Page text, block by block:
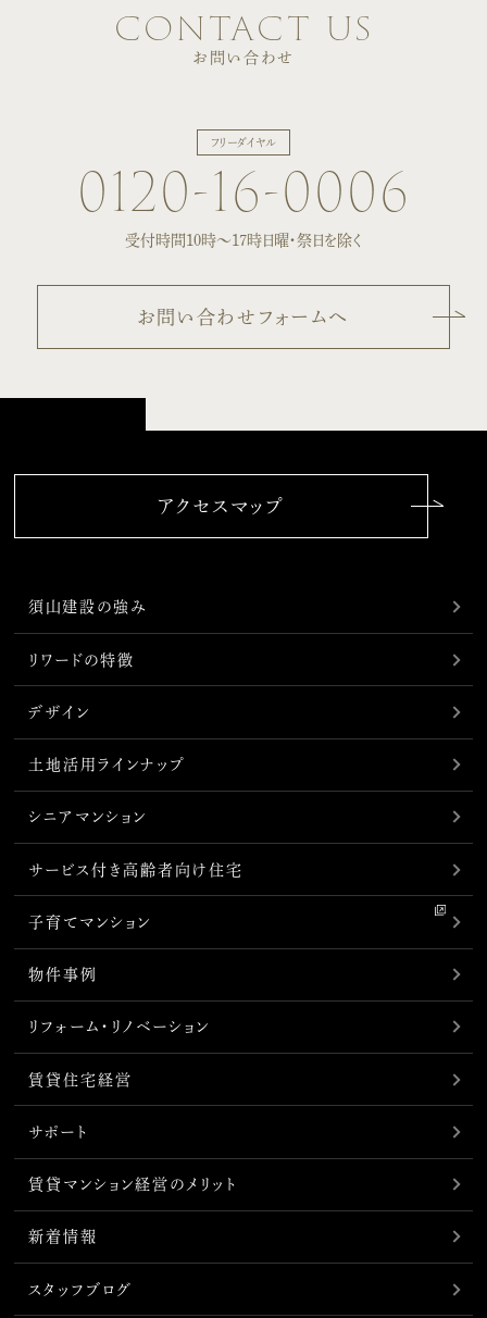
contact us
お問い合わせ
フリーダイヤル
0120-16-0006
受付時間10時〜17時日曜・祭日を除く
お問い合わせフォームへ
アクセスマップ
須山建設の強み
リワードの特徴
デザイン
土地活用ラインナップ
シニアマンション
サービス付き高齢者向け住宅
子育てマンション
物件事例
リフォーム・リノベーション
賃貸住宅経営
サポート
賃貸マンション経営のメリット
新着情報
スタッフブログ